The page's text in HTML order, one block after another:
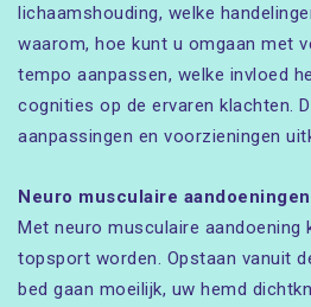
lichaamshouding, welke
waarom, hoe kunt u omgaan met
tempo aanpassen, welke invloed
cognities op de ervaren klachten.
aanpassingen en voorzieningen
Neuro musculaire aandoeningen
Met neuro musculaire aandoening
topsport worden. Opstaan vanuit
bed gaan moeilijk, uw hemd